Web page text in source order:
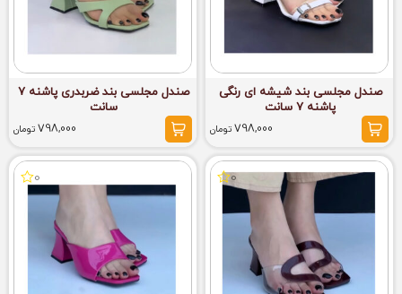
صندل مجلسی بند شیشه ای رنگی
پاشنه 7 سانت
798,000تومان
صندل مجلسی بند ضربدری پاشنه 7
سانت
798,000تومان
0
0